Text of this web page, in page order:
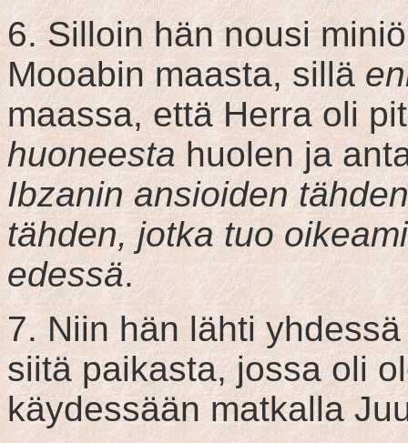
6. Silloin hän nousi
Mooabin maasta, sillä
maassa, että Herra oli
huoneesta huolen ja
Ibzanin ansioiden
tähden, jotka tuo
edessä.
7. Niin hän lähti
siitä paikasta, jossa oli
käydessään matkalla